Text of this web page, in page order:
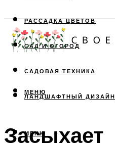
РАССАДКА ЦВЕТОВ
САД И ОГОРОД
САДОВАЯ ТЕХНИКА
ЛАНДШАФТНЫЙ ДИЗАЙН
МЕНЮ
МЕНЮ
Засыхает